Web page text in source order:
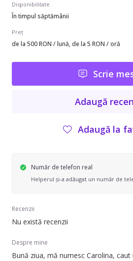
Disponibilitate
În timpul săptămânii
Preț
de la 500 RON / lună, de la 5 RON / oră
Scrie
Adaugă
Adaugă la
Număr de telefon real
Helperul și-a adăugat un număr de
Recenzii
Nu există recenzii
Despre mine
Bună ziua, mă numesc Carolina,